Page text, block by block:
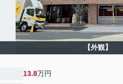
【外観】
13.8万円